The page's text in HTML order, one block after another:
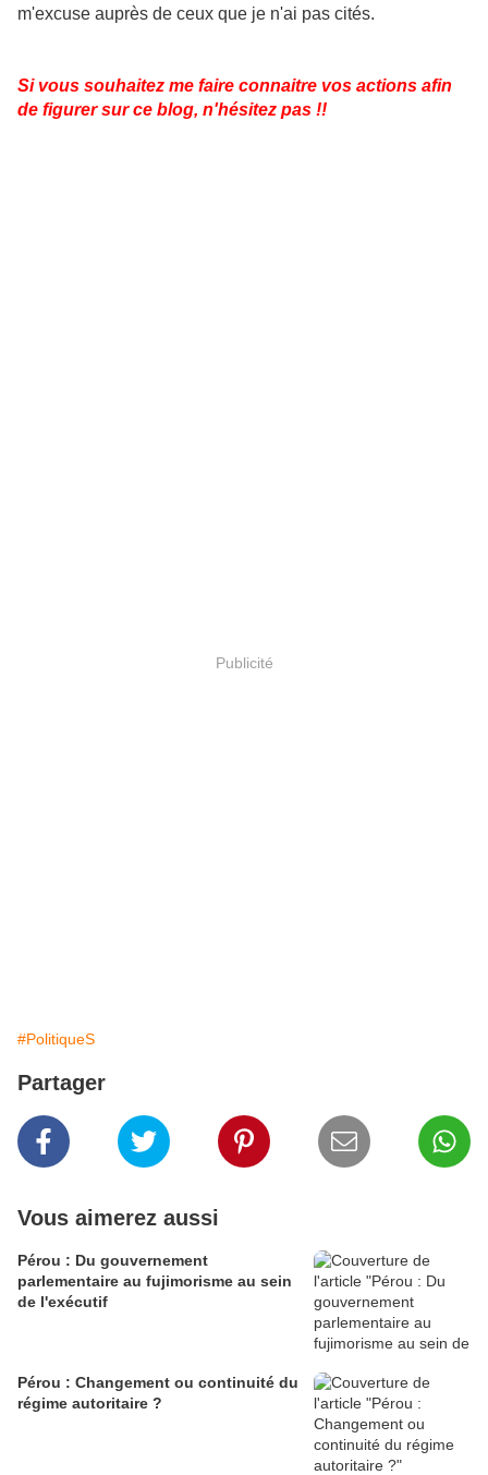
m'excuse auprès de ceux que je n'ai pas cités.
Si vous souhaitez me faire connaitre vos actions afin
de figurer sur ce blog, n'hésitez pas !!
Publicité
#PolitiqueS
Partager
Vous aimerez aussi
Pérou : Du gouvernement
parlementaire au fujimorisme au sein
de l'exécutif
Pérou : Changement ou continuité du
régime autoritaire ?